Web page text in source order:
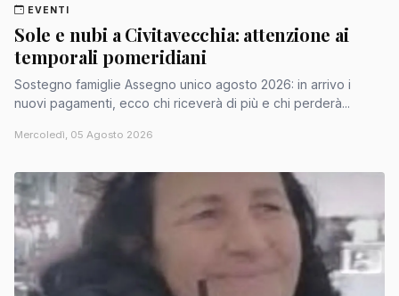
EVENTI
Sole e nubi a Civitavecchia: attenzione ai
temporali pomeridiani
Sostegno famiglie Assegno unico agosto 2026: in arrivo i
nuovi pagamenti, ecco chi riceverà di più e chi perderà...
Mercoledì, 05 Agosto 2026